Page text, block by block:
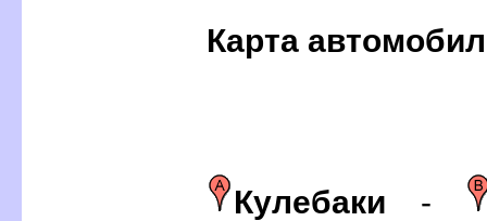
Карта
Кулебаки -